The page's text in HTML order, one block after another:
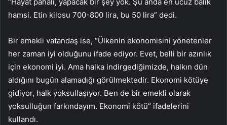
“Hayat pahalı, yapacak bir şey yok. Şu anda en ucuz balık
hamsi. Etin kilosu 700-800 lira, bu 50 lira” dedi.
Bir emekli vatandaş ise, “Ülkenin ekonomisini yönetenler
her zaman iyi olduğunu ifade ediyor. Evet, belli bir azınlık
için ekonomi iyi. Ama halka indirgediğimizde, halkın dün
aldığını bugün alamadığı görülmektedir. Ekonomi kötüye
gidiyor, halk yoksullaşıyor. Ben de bir emekli olarak
yoksulluğun farkındayım. Ekonomi kötü” ifadelerini
kullandı.